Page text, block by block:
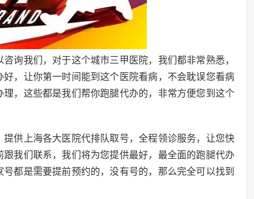
询我们，对于这个城市三甲医院，我们都非常熟悉，
，让你第一时间能到这个医院看病，不会耽误您看病
，这些都是我们帮你跑腿代办的，非常方便您到这个
供上海各大医院代排队取号，全程领诊服务，让您快
我们联系，我们将为您提供最好，最全面的跑腿代办
都是需要提前预约的，没有号的，那么完全可以找到